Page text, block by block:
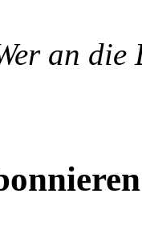
an